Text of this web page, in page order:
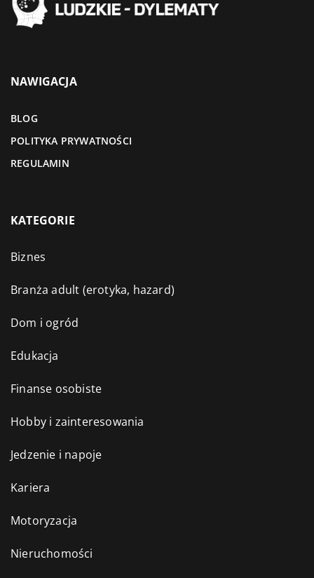
NAWIGACJA
BLOG
POLITYKA PRYWATNOŚCI
REGULAMIN
KATEGORIE
Biznes
Branża adult (erotyka, hazard)
Dom i ogród
Edukacja
Finanse osobiste
Hobby i zainteresowania
Jedzenie i napoje
Kariera
Motoryzacja
Nieruchomości